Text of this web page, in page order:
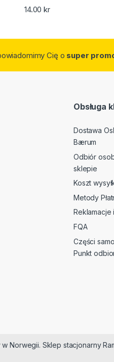
Oceniono
5.00na 5
14.00kr
Cię o super
Obsługa
Dostawa
Bærum
Odbiór
sklepie
Koszt
Metody
Reklamacje
FQA
Części
Punkt
Norwegii. Sklep stacjonarny